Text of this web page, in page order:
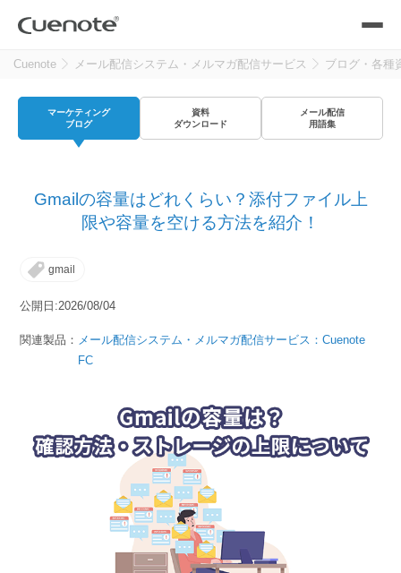
メール配信システム
メールリレーサーバー
kintone（キントーン）メール配信
SMS配信サービス
Webプッシュ通知サービス
アンケートシステム・フォーム
活用シーン
会員獲得／ニーズ把握
コストを抑える
遅延なく確実・高速に送る
効果改善・顧客育成
システム連携・効率化
セミナー
ブログ・各種資料
マーケティングブログ
資料ダウンロード
メール配信用語集
無料トライアル
03-6820-0515
（平日 10:00〜18:00）
Cuenote メール配信システム・メルマガ配信サービス ブログ・各種
マーケティング
ブログ
資料
ダウンロード
メール配信
用語集
Gmailの容量はどれくらい？添付ファイル上
限や容量を空ける方法を紹介！
gmail
公開日:2026/08/04
関連製品： メール配信システム・メルマガ配信サービス：Cuenote
FC